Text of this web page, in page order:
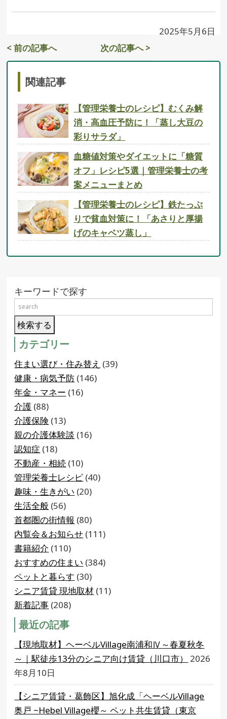
2025年5月6日
< 前の記事へ
次の記事へ >
関連記事
【管理栄養士のレシピ】むくみ解
消・高血圧予防に！「蒸し大豆の
彩りサラダ」
血糖値対策やダイエットに「糖質
オフ」レシピ5選｜管理栄養士の考
案メニューまとめ
【管理栄養士のレシピ】鉄たっぷ
りで貧血対策に！「あさりと厚揚
げのキャベツ蒸し」
キーワードで探す
カテゴリー
住まい選び・住み替え (39)
健康・病気予防 (146)
年金・マネー (16)
介護 (88)
介護保険 (13)
親の介護体験談 (16)
認知症 (18)
不動産・相続 (10)
管理栄養士レシピ (40)
趣味・生きがい (20)
生活全般 (56)
首都圏の街情報 (80)
内覧会＆お知らせ (111)
書籍紹介 (110)
おすすめの住まい (384)
ペットと暮らす (30)
シニア賃貸 現地取材 (11)
新着記事 (208)
最近の記事
【現地取材】ヘーベルVillage南浦和Ⅳ～春夏秋冬
～｜駅徒歩13分のシニア向け賃貸（川口市）
2026
年8月10日
【シニア賃貸・葛飾区】旭化成「ヘーベルVillage
奥戸 ~Hebel Village櫻～ ペット共生賃貸（東京